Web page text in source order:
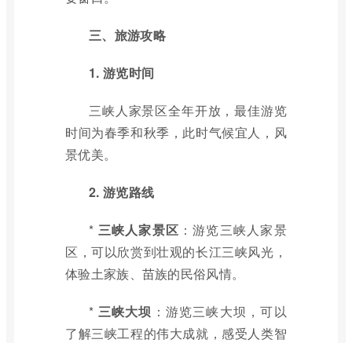
三、旅游攻略
1. 游览时间
三峡人家景区全年开放，最佳游览
时间为春季和秋季，此时气候宜人，风
景优美。
2. 游览路线
* 三峡人家景区 ：游览三峡人家景
区，可以欣赏到壮观的长江三峡风光，
体验土家族、苗族的民俗风情。
* 三峡大坝 ：游览三峡大坝，可以
了解三峡工程的伟大成就，感受人类智